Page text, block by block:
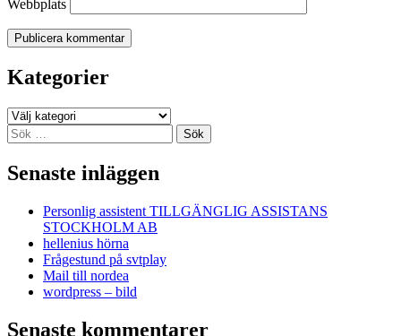
Webbplats
Kategorier
Kategorier
Sök
efter:
Senaste inläggen
Personlig assistent TILLGÄNGLIG ASSISTANS
STOCKHOLM AB
hellenius hörna
Frågestund på svtplay
Mail till nordea
wordpress – bild
Senaste kommentarer